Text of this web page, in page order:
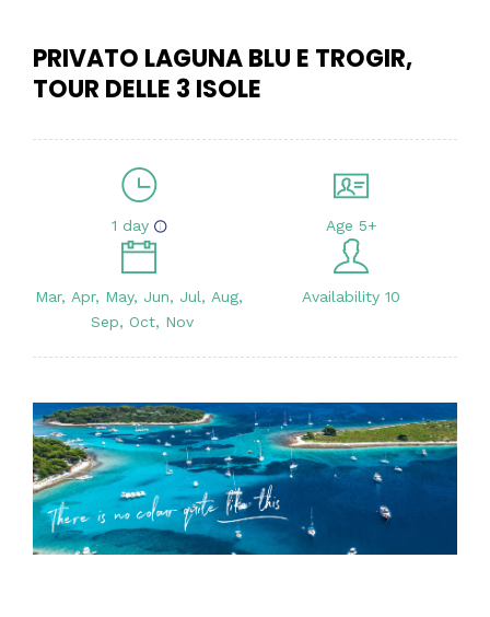
PRIVATO LAGUNA BLU E TROGIR,
TOUR DELLE 3 ISOLE
1 day Age 5+
Mar, Apr, May, Jun, Jul, Aug,
Sep, Oct, Nov
Availability 10